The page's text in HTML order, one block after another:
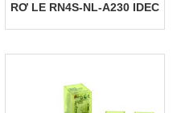
RƠ LE RN4S-NL-A230 IDEC